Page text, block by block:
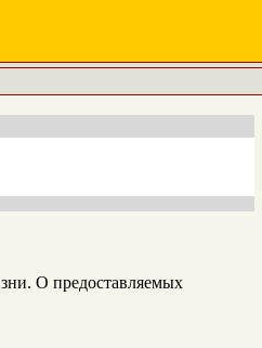
О предоставляемых